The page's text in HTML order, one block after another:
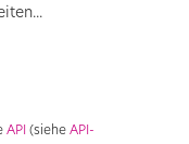
API (siehe API-